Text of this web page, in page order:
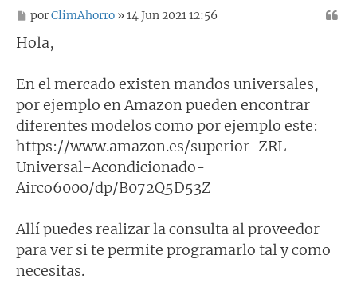
M
n
j
e
porClimAhorro » 14 Jun 2021 12:56
Hola,
En el mercado existen mandos universales,
por ejemplo en Amazon pueden encontrar
diferentes modelos como por ejemplo este:
https://www.amazon.es/superior-ZRL-
Universal-Acondicionado-
Airco6000/dp/B072Q5D53Z
Allí puedes realizar la consulta al proveedor
para ver si te permite programarlo tal y como
necesitas.